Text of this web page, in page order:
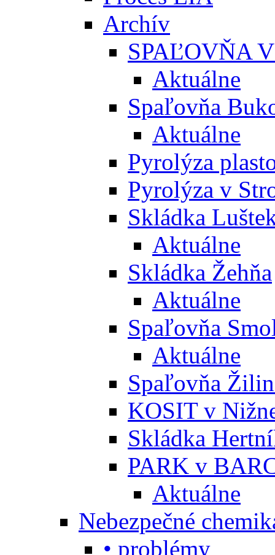
Archív
SPAĽOVŇA
Aktuálne
Spaľovňa
Aktuálne
Pyrolýza
Pyrolýza v
Skládka
Aktuálne
Skládka Žehňa
Aktuálne
Spaľovňa
Aktuálne
Spaľovňa
KOSIT v
Skládka
PARK v
Aktuálne
Nebezpečné
• problémy